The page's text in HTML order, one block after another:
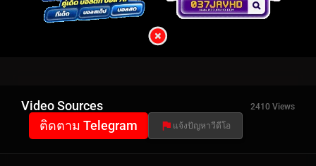
Video Sources 2410 Views
ติดตาม Telegram แจ้งปัญหาวีดีโอ